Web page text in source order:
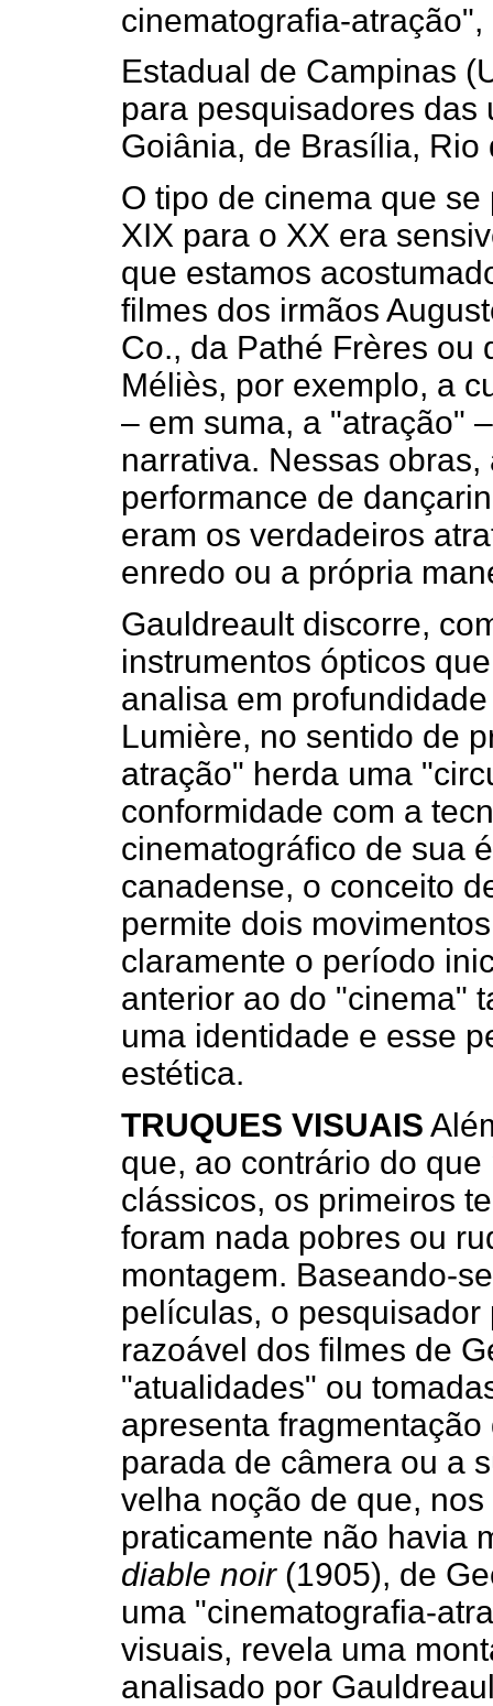
cinematografia-
Estadual de Campinas
para pesquisadores
Goiânia, de Brasília,
O tipo de cinema que
XIX para o XX era
que estamos
filmes dos irmãos
Co., da Pathé Frères ou
Méliès, por exemplo, a
– em suma, a "atração"
narrativa. Nessas
performance de
eram os verdadeiros
enredo ou a própria
Gauldreault discorre,
instrumentos ópticos
analisa em
Lumière, no sentido de
atração" herda uma
conformidade com a
cinematográfico de sua
canadense, o conceito
permite dois
claramente o período
anterior ao do "cinema"
uma identidade e esse
estética.
TRUQUES VISUAIS
que, ao contrário do
clássicos, os primeiros
foram nada pobres ou
montagem. Baseando-
películas, o
razoável dos filmes de
"atualidades" ou
apresenta
parada de câmera ou a
velha noção de que,
praticamente não havia
diable noir(1905), de
uma "cinematografia-
visuais, revela uma
analisado por